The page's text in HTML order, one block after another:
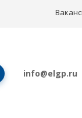
info@elgp.ru